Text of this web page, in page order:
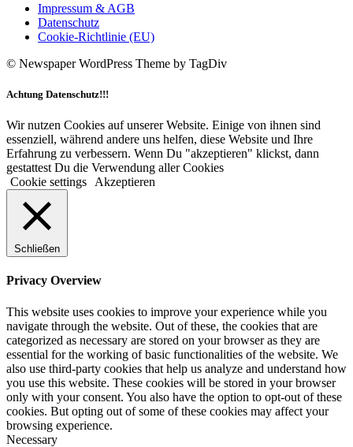
Impressum & AGB
Datenschutz
Cookie-Richtlinie (EU)
© Newspaper WordPress Theme by TagDiv
Achtung Datenschutz!!!
Wir nutzen Cookies auf unserer Website. Einige von ihnen sind
essenziell, während andere uns helfen, diese Website und Ihre
Erfahrung zu verbessern. Wenn Du "akzeptieren" klickst, dann
gestattest Du die Verwendung aller Cookies
Cookie settings
Akzeptieren
Schließen
Privacy Overview
This website uses cookies to improve your experience while you
navigate through the website. Out of these, the cookies that are
categorized as necessary are stored on your browser as they are
essential for the working of basic functionalities of the website. We
also use third-party cookies that help us analyze and understand how
you use this website. These cookies will be stored in your browser
only with your consent. You also have the option to opt-out of these
cookies. But opting out of some of these cookies may affect your
browsing experience.
Necessary